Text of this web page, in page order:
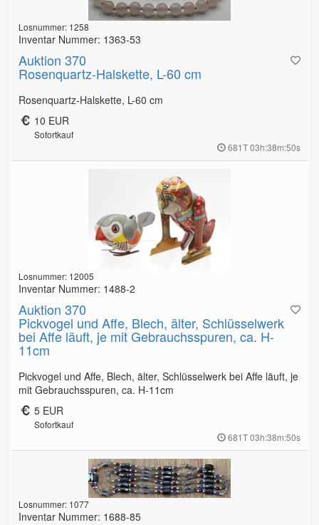
Losnummer: 1258
Inventar Nummer: 1363-53
Auktion 370
Rosenquartz-Halskette, L-60 cm
Rosenquartz-Halskette, L-60 cm
10 EUR
Sofortkauf
681T 03h:38m:49s
Losnummer: 12005
Inventar Nummer: 1488-2
Auktion 370
Pickvogel und Affe, Blech, älter, Schlüsselwerk
bei Affe läuft, je mit Gebrauchsspuren, ca. H-
11cm
Pickvogel und Affe, Blech, älter, Schlüsselwerk bei Affe läuft, je
mit Gebrauchsspuren, ca. H-11cm
5 EUR
Sofortkauf
681T 03h:38m:49s
Losnummer: 1077
Inventar Nummer: 1688-85